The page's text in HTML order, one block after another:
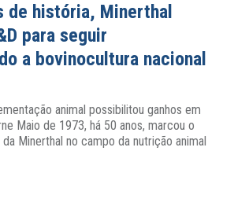
de história, Minerthal
para seguir
a bovinocultura nacional
animal possibilitou ganhos em
Maio de 1973, há 50 anos, marcou o
Minerthal no campo da nutrição animal